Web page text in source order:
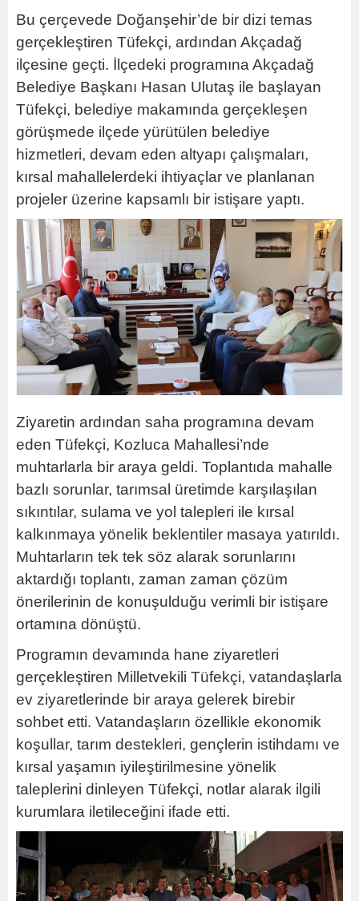
Bu çerçevede Doğanşehir’de bir dizi temas
gerçekleştiren Tüfekçi, ardından Akçadağ
ilçesine geçti. İlçedeki programına Akçadağ
Belediye Başkanı Hasan Ulutaş ile başlayan
Tüfekçi, belediye makamında gerçekleşen
görüşmede ilçede yürütülen belediye
hizmetleri, devam eden altyapı çalışmaları,
kırsal mahallelerdeki ihtiyaçlar ve planlanan
projeler üzerine kapsamlı bir istişare yaptı.
Ziyaretin ardından saha programına devam
eden Tüfekçi, Kozluca Mahallesi’nde
muhtarlarla bir araya geldi. Toplantıda mahalle
bazlı sorunlar, tarımsal üretimde karşılaşılan
sıkıntılar, sulama ve yol talepleri ile kırsal
kalkınmaya yönelik beklentiler masaya yatırıldı.
Muhtarların tek tek söz alarak sorunlarını
aktardığı toplantı, zaman zaman çözüm
önerilerinin de konuşulduğu verimli bir istişare
ortamına dönüştü.
Programın devamında hane ziyaretleri
gerçekleştiren Milletvekili Tüfekçi, vatandaşlarla
ev ziyaretlerinde bir araya gelerek birebir
sohbet etti. Vatandaşların özellikle ekonomik
koşullar, tarım destekleri, gençlerin istihdamı ve
kırsal yaşamın iyileştirilmesine yönelik
taleplerini dinleyen Tüfekçi, notlar alarak ilgili
kurumlara iletileceğini ifade etti.